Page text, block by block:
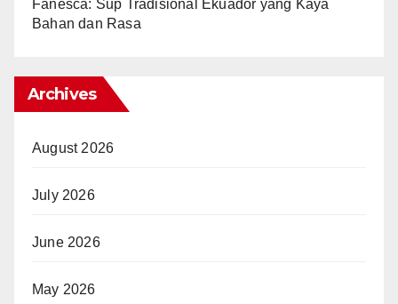
Fanesca: Sup Tradisional Ekuador yang Kaya
Bahan dan Rasa
Archives
August 2026
July 2026
June 2026
May 2026